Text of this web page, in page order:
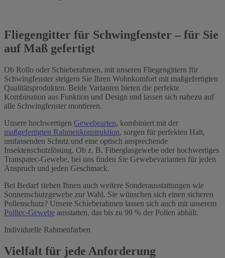
Fliegengitter für Schwingfenster – für Sie
auf Maß gefertigt
Ob Rollo oder Schieberahmen, mit unseren Fliegengittern für
Schwingfenster steigern Sie Ihren Wohnkomfort mit maßgefertigten
Qualitätsprodukten. Beide Varianten bieten die perfekte
Kombination aus Funktion und Design und lassen sich nahezu auf
alle Schwingfenster montieren.
Unsere hochwertigen Gewebearten, kombiniert mit der
maßgefertigten Rahmenkonstruktion, sorgen für perfekten Halt,
umfassenden Schutz und eine optisch ansprechende
Insektenschutzlösung. Ob z. B. Fiberglasgewebe oder hochwertiges
Transpatec-Gewebe, bei uns finden Sie Gewebevarianten für jeden
Anspruch und jeden Geschmack.
Bei Bedarf stehen Ihnen auch weitere Sonderausstattungen wie
Sonnenschutzgewebe zur Wahl. Sie wünschen sich einen sicheren
Pollenschutz? Unsere Schieberahmen lassen sich auch mit unserem
Polltec-Gewebe ausstatten, das bis zu 99 % der Pollen abhält.
Individuelle Rahmenfarben
Vielfalt für jede Anforderung